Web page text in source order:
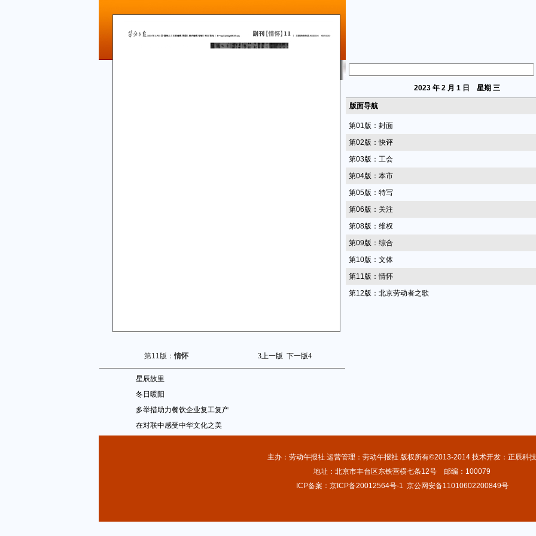
第11版：情怀 3上一版 下一版4
星辰故里
冬日暖阳
多举措助力餐饮企业复工复产
在对联中感受中华文化之美
2023 年 2 月 1 日 星期 三
版面导航
第01版：封面
第02版：快评
第03版：工会
第04版：本市
第05版：特写
第06版：关注
第08版：维权
第09版：综合
第10版：文体
第11版：情怀
第12版：北京劳动者之歌
主办：劳动午报社 运营管理：劳动午报社 版权所有©2013-2014 技术开发：正辰科技
地址：北京市丰台区东铁营横七条12号 邮编：100079
ICP备案：京ICP备20012564号-1 京公网安备11010602200849号